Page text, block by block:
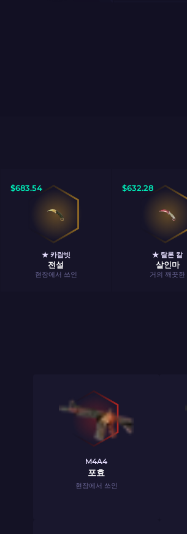
$683.54
★ 카람빗
전설
현장에서 쓰인
$632.28
★ 탈론 칼
살인마
거의 깨끗한
M4A4
포효
현장에서 쓰인